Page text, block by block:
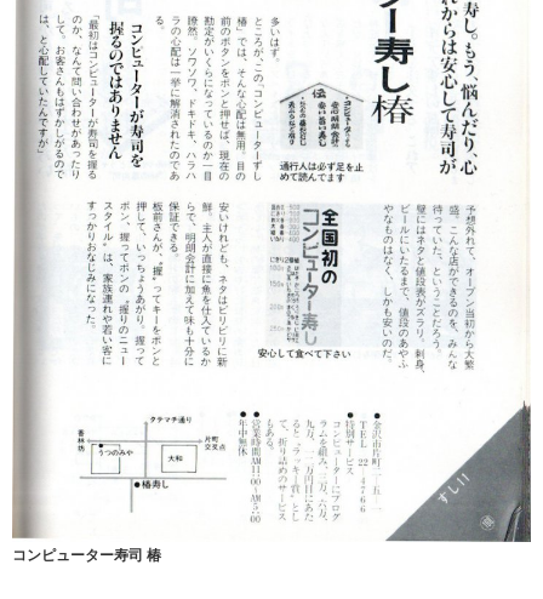
コンピューター寿司 椿